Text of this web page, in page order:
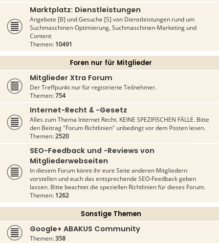
Marktplatz: Dienstleistungen
Angebote [B] und Gesuche [S] von Dienstleistungen rund um
Suchmaschinen-Optimierung, Suchmaschinen-Marketing und
Content
Themen: 10491
Foren nur für Mitglieder
Mitglieder Xtra Forum
Der Treffpunkt nur für registrierte Teilnehmer.
Themen:754
Internet-Recht & -Gesetz
Alles zum Thema Internet Recht. KEINE SPEZIFISCHEN FÄLLE. Bitte
den Beitrag "Forum Richtlinien" unbedingt vor dem Posten lesen.
Themen:2520
SEO-Feedback und -Reviews von
Mitgliederwebseiten
In diesem Forum könnt ihr eure Seite anderen Mitgliedern
vorstellen und euch das entsprechende SEO-Feedback geben
lassen. Bitte beachtet die speziellen Richtlinien für dieses Forum.
Themen: 1262
Sonstige Themen
Google+ ABAKUS Community
Themen:358